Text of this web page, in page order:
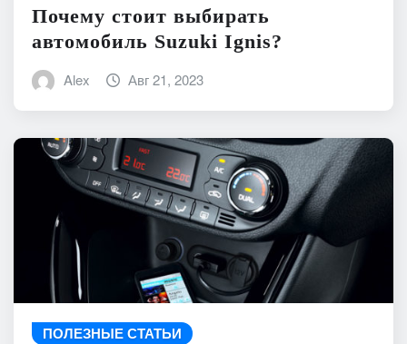
Почему стоит выбирать
автомобиль Suzuki Ignis?
Alex Авг 21, 2023
ПОЛЕЗНЫЕ СТАТЬИ